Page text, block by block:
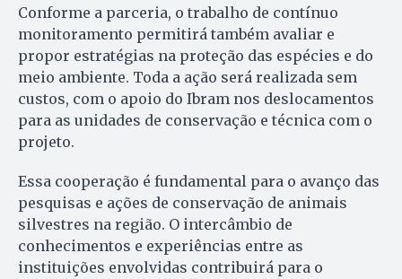
Conforme a parceria, o trabalho de contínuo
monitoramento permitirá também avaliar e
propor estratégias na proteção das espécies e do
meio ambiente. Toda a ação será realizada sem
custos, com o apoio do Ibram nos deslocamentos
para as unidades de conservação e técnica com o
projeto.
Essa cooperação é fundamental para o avanço das
pesquisas e ações de conservação de animais
silvestres na região. O intercâmbio de
conhecimentos e experiências entre as
instituições envolvidas contribuirá para o